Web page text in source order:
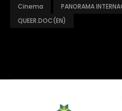
Cinema PANORAMA
QUEER.DOC(EN)